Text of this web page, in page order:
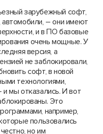
зарубежный софт,
– они имеют
и в ПО базовые
очень мощные. У
версия, а
не заблокировали,
софт, в новой
технологиями,
мы отказались. И вот
Это
например,
пользовались
но им